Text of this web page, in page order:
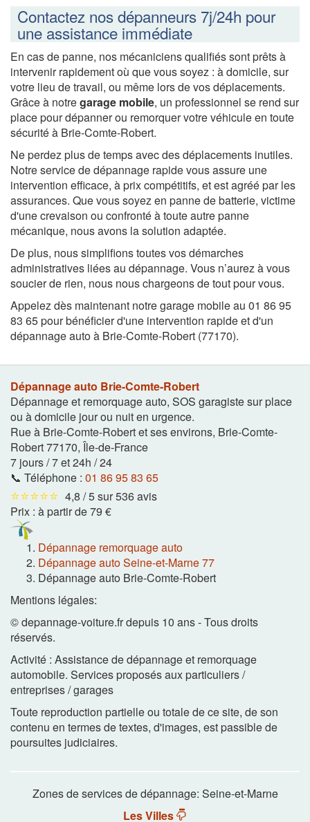
Contactez nos dépanneurs 7j/24h pour
une assistance immédiate
En cas de panne, nos mécaniciens qualifiés sont prêts à
intervenir rapidement où que vous soyez : à domicile, sur
votre lieu de travail, ou même lors de vos déplacements.
Grâce à notregarage mobile, un professionnel se rend sur
place pour dépanner ou remorquer votre véhicule en toute
sécurité à Brie-Comte-Robert.
Ne perdez plus de temps avec des déplacements inutiles.
Notre service de dépannage rapide vous assure une
intervention efficace, à prix compétitifs, et est agréé par les
assurances. Que vous soyez en panne de batterie, victime
d'une crevaison ou confronté à toute autre panne
mécanique, nous avons la solution adaptée.
De plus, nous simplifions toutes vos démarches
administratives liées au dépannage. Vous n’aurez à vous
soucier de rien, nous nous chargeons de tout pour vous.
Appelez dès maintenant notre garage mobile au 01 86 95
83 65 pour bénéficier d'une intervention rapide et d'un
dépannage auto à Brie-Comte-Robert (77170).
Dépannage auto Brie-Comte-Robert
Dépannage et remorquage auto, SOS garagiste sur place
ou à domicile jour ou nuit en urgence.
Rue à Brie-Comte-Robert et ses environs, Brie-Comte-
Robert77170, Île-de-France
7 jours / 7 et 24h / 24
📞 Téléphone : 01 86 95 83 65
⭐⭐⭐⭐⭐ 4,8 / 5 sur 536 avis
Prix : à partir de 79 €
Dépannage remorquage auto
Dépannage auto Seine-et-Marne 77
Dépannage auto Brie-Comte-Robert
Mentions légales:
© depannage-voiture.fr depuis 10 ans - Tous droits
réservés.
Activité : Assistance de dépannage et remorquage
automobile. Services proposés aux particuliers /
entreprises / garages
Toute reproduction partielle ou totale de ce site, de son
contenu en termes de textes, d'images, est passible de
poursuites judiciaires.
Zones de services de dépannage: Seine-et-Marne
Les Villes